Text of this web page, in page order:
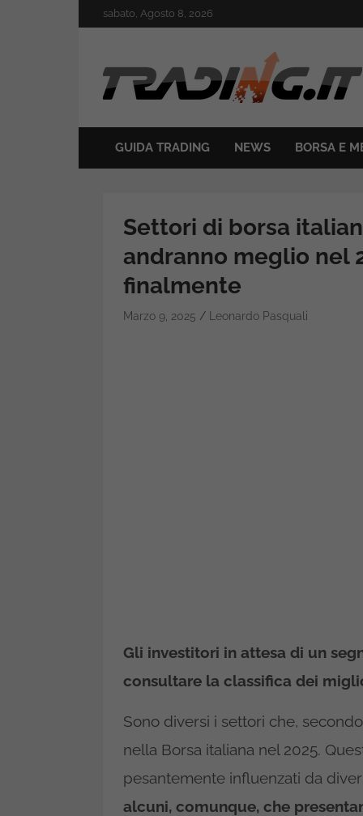
to
sabato, Agosto 8, 2026
Trading.it
GUIDA TRADING NEWS BORSA E
Settori di borsa
andranno meglio nel
finalmente
Marzo 9, 2025 Leonardo Pasquali
Gli investitori in attesa di un
consultare la classifica dei
Sono diversi i settori che,
nella Borsa italiana nel 2025.
pesantemente influenzati da
alcuni, comunque, che